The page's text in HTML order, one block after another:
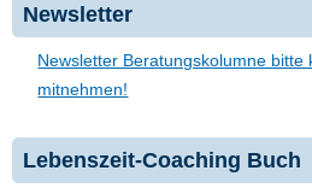
Newsletter
Newsletter Beratungskolumne bitte
mitnehmen!
Lebenszeit-Coaching Buch